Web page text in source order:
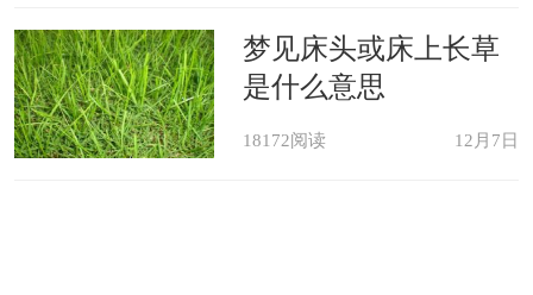
梦见床头或床上长草
是什么意思
18172阅读 12月7日